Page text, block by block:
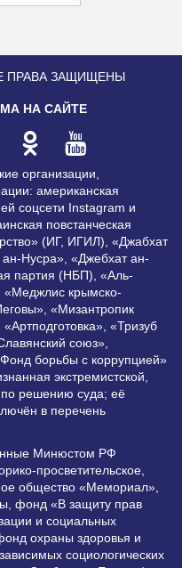
ПРАВА ЗАЩИЩЕНЫ
НА САЙТЕ
организации,
американская
соцсети Instagram и
повстанческая
(ИГ, ИГИЛ), «Джабхат
Нусра», «Джебхат ан-
партия (НБП), «Аль-
крымско-
«Мизантропик
«Тризуб
союз»,
борьбы с коррупцией»
экстремистской,
решению суда; её
в перечень
Минюстом РФ
просветительское,
общество «Мемориал»,
фонд «В защиту прав
и социальных
охраны здоровья и
социологических